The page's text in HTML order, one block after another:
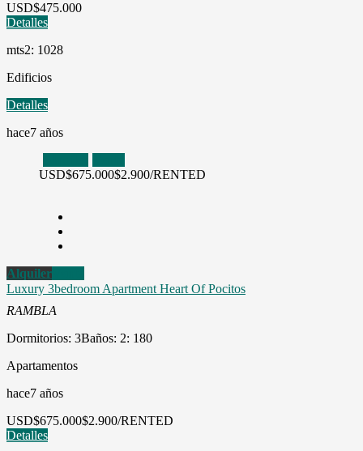
USD$475.000
Detalles
mts2: 1028
Edificios
Detalles
hace7 años
USD$675.000$2.900/RENTED
Alquiler
Luxury 3bedroom Apartment Heart Of Pocitos
RAMBLA
Dormitorios: 3Baños: 2: 180
Apartamentos
hace7 años
USD$675.000$2.900/RENTED
Detalles